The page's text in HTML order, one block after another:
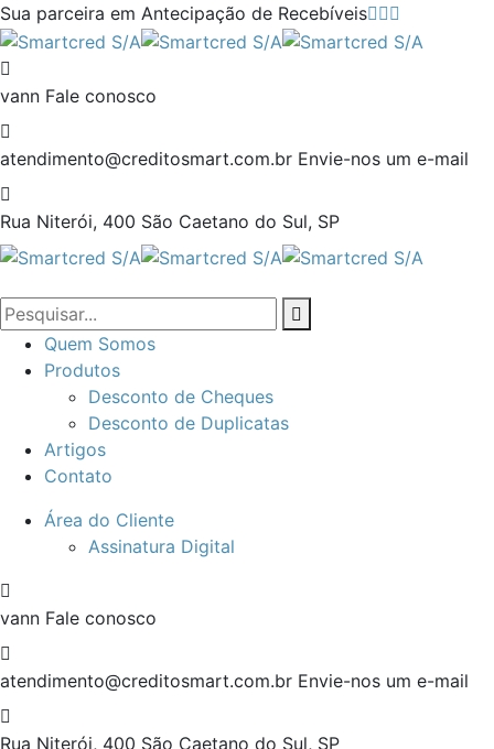
Sua parceira em Antecipação de Recebíveis
vann Fale conosco
atendimento@creditosmart.com.br Envie-nos um e-mail
Rua Niterói, 400 São Caetano do Sul, SP
Quem Somos
Produtos
Desconto de Cheques
Desconto de Duplicatas
Artigos
Contato
Área do Cliente
Assinatura Digital
vann Fale conosco
atendimento@creditosmart.com.br Envie-nos um e-mail
Rua Niterói, 400 São Caetano do Sul, SP